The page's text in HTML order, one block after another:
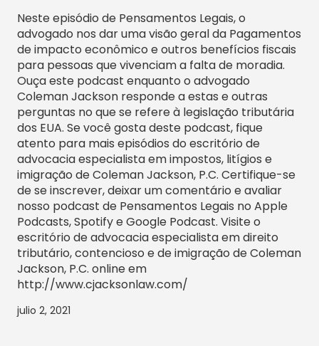
Neste episódio de Pensamentos Legais, o
advogado nos dar uma visão geral da Pagamentos
de impacto econômico e outros benefícios fiscais
para pessoas que vivenciam a falta de moradia.
Ouça este podcast enquanto o advogado
Coleman Jackson responde a estas e outras
perguntas no que se refere à legislação tributária
dos EUA. Se você gosta deste podcast, fique
atento para mais episódios do escritório de
advocacia especialista em impostos, litígios e
imigração de Coleman Jackson, P.C. Certifique-se
de se inscrever, deixar um comentário e avaliar
nosso podcast de Pensamentos Legais no Apple
Podcasts, Spotify e Google Podcast. Visite o
escritório de advocacia especialista em direito
tributário, contencioso e de imigração de Coleman
Jackson, P.C. online em
http://www.cjacksonlaw.com/
julio 2, 2021